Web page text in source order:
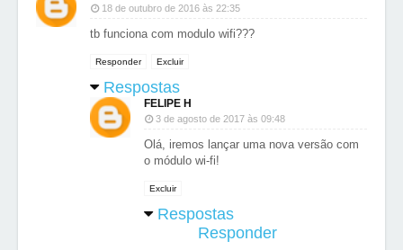
18 de outubro de 2016 às 22:35
tb funciona com modulo wifi???
Responder Excluir
Respostas
FELIPE H
3 de agosto de 2017 às 09:48
Olá, iremos lançar uma nova versão com
o módulo wi-fi!
Excluir
Respostas
Responder